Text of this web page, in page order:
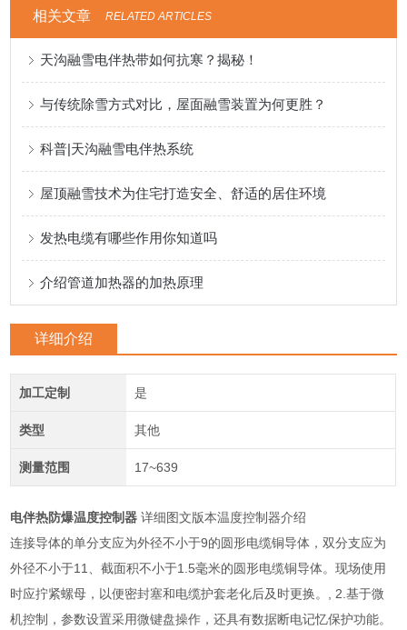
相关文章 RELATED ARTICLES
天沟融雪电伴热带如何抗寒？揭秘！
与传统除雪方式对比，屋面融雪装置为何更胜？
科普|天沟融雪电伴热系统
屋顶融雪技术为住宅打造安全、舒适的居住环境
发热电缆有哪些作用你知道吗
介绍管道加热器的加热原理
详细介绍
加工定制 是
类型 其他
测量范围 17~639
电伴热防爆温度控制器 详细图文版本温度控制器介绍
连接导体的单分支应为外径不小于9的圆形电缆铜导体，双分支应为
外径不小于11、截面积不小于1.5毫米的圆形电缆铜导体。现场使用
时应拧紧螺母，以便密封塞和电缆护套老化后及时更换。, 2.基于微
机控制，参数设置采用微键盘操作，还具有数据断电记忆保护功能。